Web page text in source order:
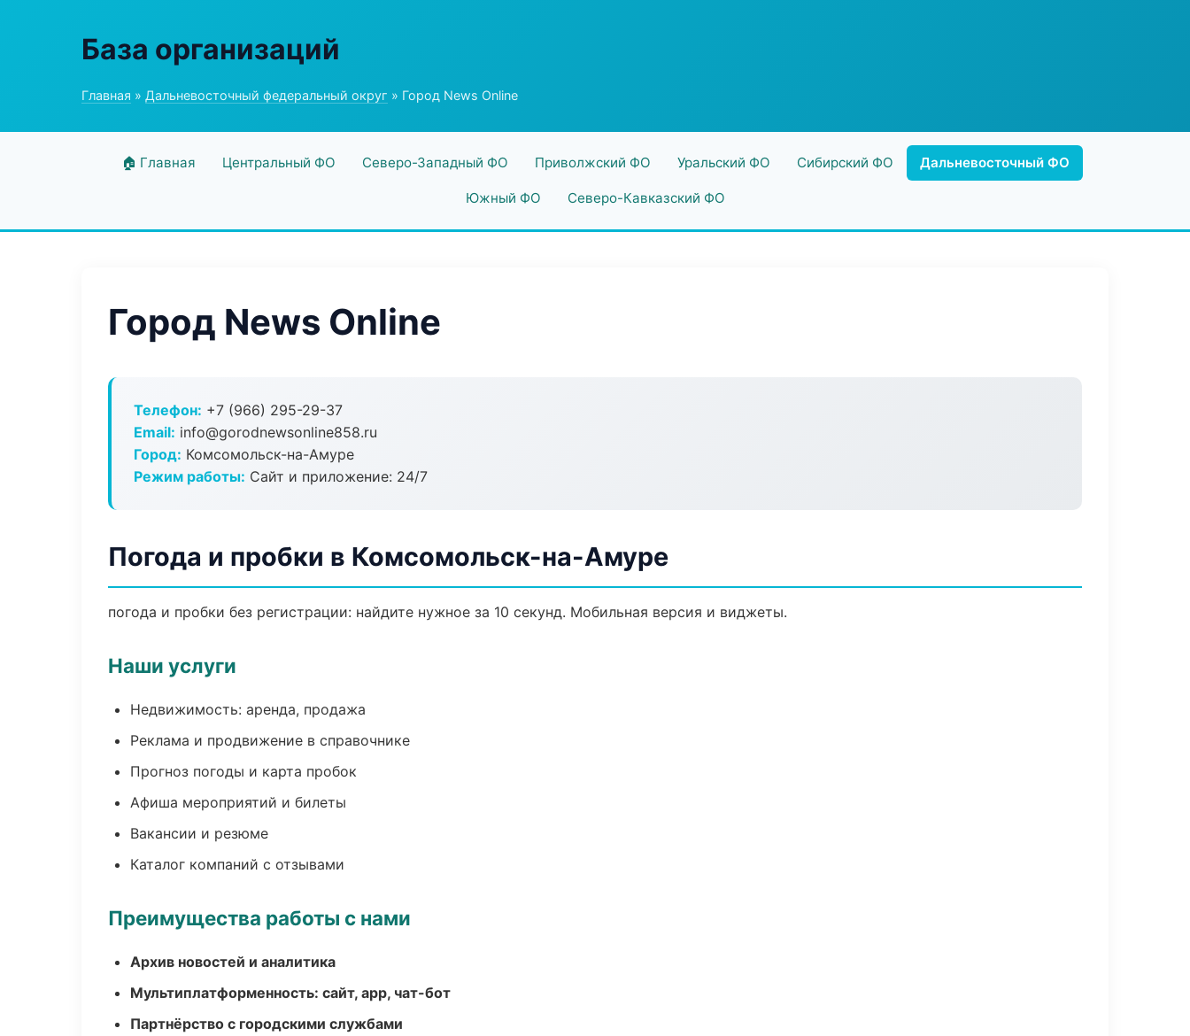
База организаций
Главная » Дальневосточный федеральный округ » Город News Online
🏠 Главная Центральный ФО Северо-Западный ФО Приволжский ФО Уральский ФО Сибирский ФО Дальневосточный ФО
Южный ФО Северо-Кавказский ФО
Город News Online
Телефон: +7 (966) 295-29-37
Email: info@gorodnewsonline858.ru
Город: Комсомольск-на-Амуре
Режим работы: Сайт и приложение: 24/7
Погода и пробки в Комсомольск-на-Амуре
погода и пробки без регистрации: найдите нужное за 10 секунд. Мобильная версия и виджеты.
Наши услуги
Недвижимость: аренда, продажа
Реклама и продвижение в справочнике
Прогноз погоды и карта пробок
Афиша мероприятий и билеты
Вакансии и резюме
Каталог компаний с отзывами
Преимущества работы с нами
Архив новостей и аналитика
Мультиплатформенность: сайт, app, чат-бот
Партнёрство с городскими службами